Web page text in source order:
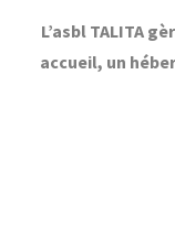
L’asbl TALITA
accueil, un